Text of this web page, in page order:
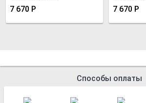
7 670 Р 7 670 Р
Способы оплаты